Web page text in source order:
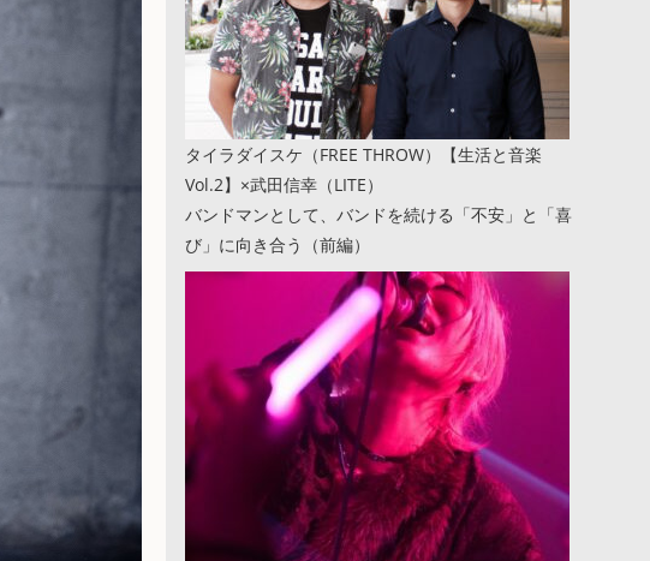
タイラダイスケ（FREE THROW）【生活と音楽
Vol.2】×武田信幸（LITE）
バンドマンとして、バンドを続ける「不安」と「喜
び」に向き合う（前編）